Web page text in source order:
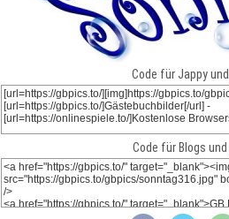
Code für Jappy und
Code für Blogs und